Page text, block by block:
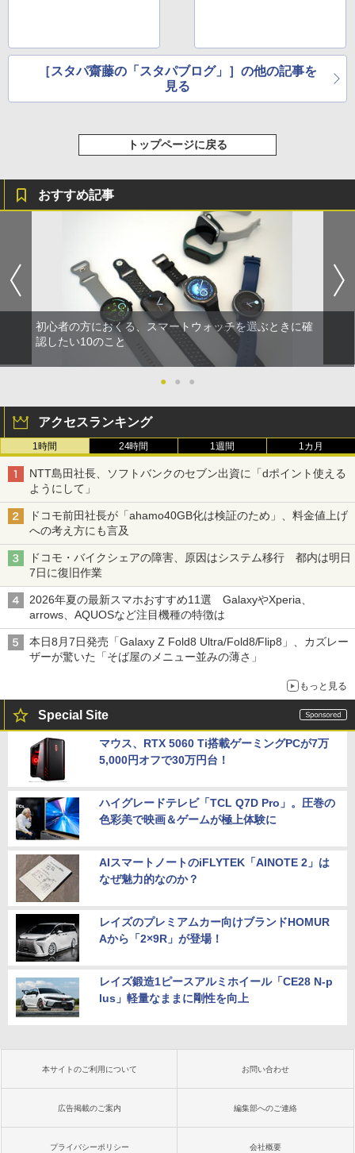
［スタパ齋藤の「スタパブログ」］の他の記事を
見る
トップページに戻る
おすすめ記事
初心者の方におくる、スマートウォッチを選ぶときに確
認したい10のこと
● ● ●
アクセスランキング
1時間 24時間 1週間 1カ月
NTT島田社長、ソフトバンクのセブン出資に「dポイント使える
ようにして」
ドコモ前田社長が「ahamo40GB化は検証のため」、料金値上げ
への考え方にも言及
ドコモ・バイクシェアの障害、原因はシステム移行 都内は明日
7日に復旧作業
2026年夏の最新スマホおすすめ11選 GalaxyやXperia、
arrows、AQUOSなど注目機種の特徴は
本日8月7日発売「Galaxy Z Fold8 Ultra/Fold8/Flip8」、カズレー
ザーが驚いた「そば屋のメニュー並みの薄さ」
もっと見る
Special Site
マウス、RTX 5060 Ti搭載ゲーミングPCが7万
5,000円オフで30万円台！
ハイグレードテレビ「TCL Q7D Pro」。圧巻の
色彩美で映画＆ゲームが極上体験に
AIスマートノートのiFLYTEK「AINOTE 2」は
なぜ魅力的なのか？
レイズのプレミアムカー向けブランドHOMUR
Aから「2×9R」が登場！
レイズ鍛造1ピースアルミホイール「CE28 N-p
lus」軽量なままに剛性を向上
本サイトのご利用について お問い合わせ
広告掲載のご案内 編集部へのご連絡
プライバシーポリシー 会社概要